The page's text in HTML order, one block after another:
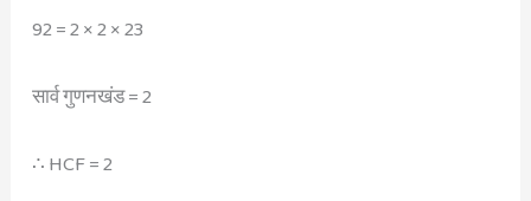
92 = 2 × 2 × 23
सार्व गुणनखंड = 2
∴ HCF = 2